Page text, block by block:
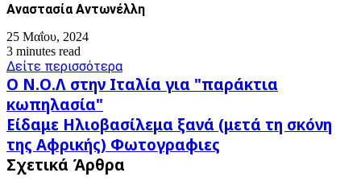
Αναστασία Αντωνέλλη
25 Μαΐου, 2024
3 minutes read
Δείτε περισσότερα
Ο
Ν.Ο.Λ
στην
Ιταλία
για
"παράκτια
κωπηλασία"
Ο Ν.Ο.Λ στην Ιταλία για "παράκτια
κωπηλασία"
Είδαμε
Ηλιοβασίλεμα
ξανά
(μετά
Είδαμε Ηλιοβασίλεμα ξανά (μετά τη σκόνη
της Αφρικής) Φωτογραφιες
Σχετικά Άρθρα